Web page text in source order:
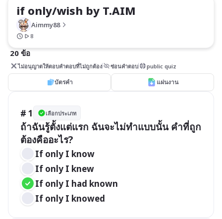
if only/wish by T.AIM
Aimmy88
8
20 ข้อ
ไม่อนุญาตให้ตอบคำตอบที่ไม่ถูกต้อง ซ่อนคำตอบ public quiz
บัตรคำ แผ่นงาน
# 1 เลือกประเภท
ถ้าฉันรู้ตั้งแต่แรก ฉันจะไม่ทำแบบนั้น คำที่ถูก
ต้องคืออะไร?
If only I know
If only I knew
If only I had known
If only I knowed